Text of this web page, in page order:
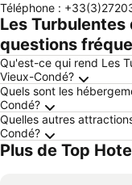
Téléphone :
Les Turbulentes
questions
Qu'est-ce qui rend Les
Vieux-Condé?
Quels sont les
Condé?
Quelles autres
Condé?
Plus de Top